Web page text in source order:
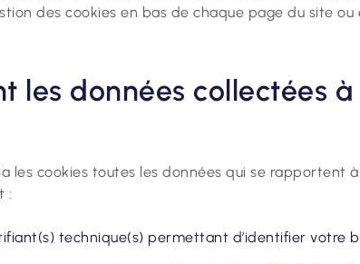
des cookies en bas de chaque page du site ou
les données collectées
les cookies toutes les données qui se rapportent
:
technique(s) permettant d’identifier votre